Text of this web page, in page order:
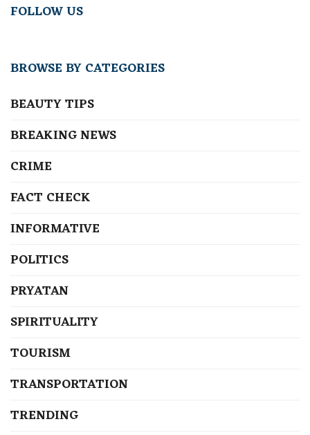
FOLLOW US
BROWSE BY CATEGORIES
BEAUTY TIPS
BREAKING NEWS
CRIME
FACT CHECK
INFORMATIVE
POLITICS
PRYATAN
SPIRITUALITY
TOURISM
TRANSPORTATION
TRENDING